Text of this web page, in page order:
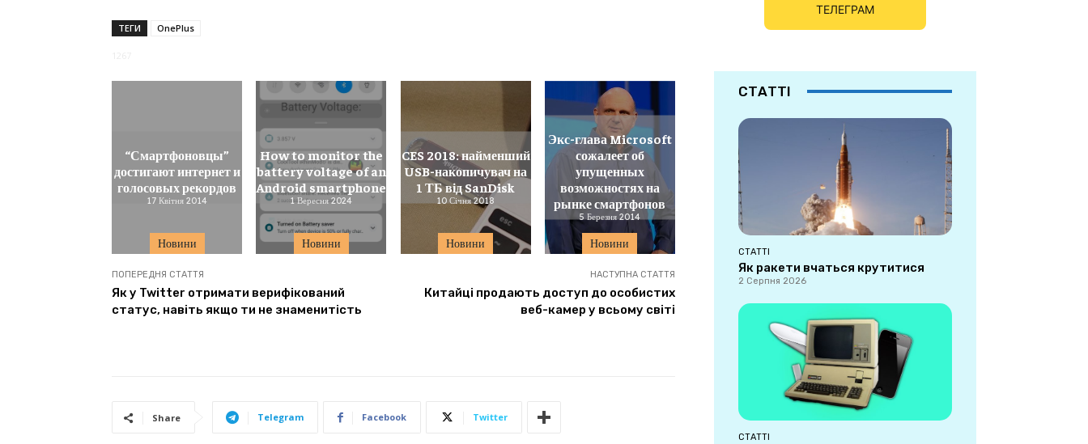
ТЕГИ OnePlus
Новини
“Смартфоновцы”
достигают интернет и
голосовых рекордов
17 Квітня 2014
Новини
How to monitor the
battery voltage of an
Android smartphone
1 Вересня 2024
Новини
CES 2018: найменший
USB-накопичувач на
1 ТБ від SanDisk
10 Січня 2018
Новини
Экс-глава Microsoft
сожалеет об
упущенных
возможностях на
рынке смартфонов
5 Березня 2014
ПОПЕРЕДНЯ СТАТТЯ
Як у Twitter отримати верифікований
статус, навіть якщо ти не знаменитість
НАСТУПНА СТАТТЯ
Китайці продають доступ до особистих
веб-камер у всьому світі
Share Telegram Facebook Twitter
ТЕЛЕГРАМ
СТАТТІ
СТАТТІ
Як ракети вчаться крутитися
2 Серпня 2026
СТАТТІ